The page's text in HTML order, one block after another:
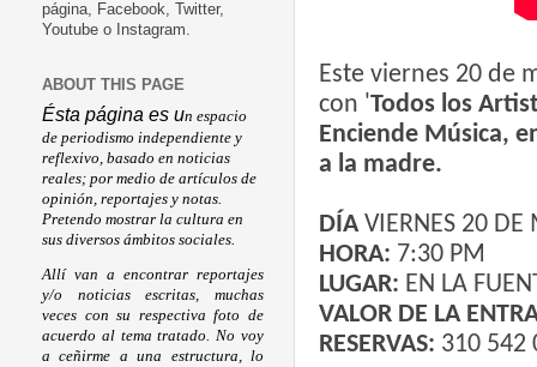
Este viernes 20 de
con 'Todos los
Enciende Música,
a la madre.
DÍA VIERNES 20 DE
HORA: 7:30 PM
LUGAR: EN LA
VALOR DE LA
RESERVAS: 310 542
página, Facebook, Twitter,
Youtube o Instagram.
ABOUT THIS PAGE
Ésta página es un espacio
de periodismo independiente y
reflexivo, basado en noticias
reales; por medio de artículos de
opinión, reportajes y notas.
Pretendo mostrar la cultura en
sus diversos ámbitos sociales.
Allí van a encontrar reportajes
y/o noticias escritas, muchas
veces con su respectiva foto de
acuerdo al tema tratado. No voy
a ceñirme a una estructura, lo